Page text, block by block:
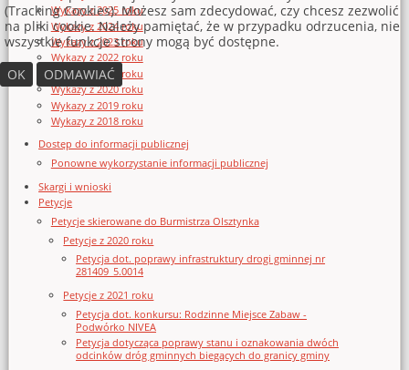
Wykazy z 2025 roku
Wykazy z 2024 roku
Wykazy z 2023 roku
Wykazy z 2022 roku
Wykazy z 2021 roku
Wykazy z 2020 roku
Wykazy z 2019 roku
Wykazy z 2018 roku
Dostęp do informacji publicznej
Ponowne wykorzystanie informacji publicznej
Skargi i wnioski
Petycje
Petycje skierowane do Burmistrza Olsztynka
Petycje z 2020 roku
Petycja dot. poprawy infrastruktury drogi gminnej nr
281409_5.0014
Petycje z 2021 roku
Petycja dot. konkursu: Rodzinne Miejsce Zabaw -
Podwórko NIVEA
Petycja dotycząca poprawy stanu i oznakowania dwóch
odcinków dróg gminnych biegących do granicy gminy
(Tracking Cookies). Możesz sam zdecydować, czy chcesz zezwolić
na pliki cookie. Należy pamiętać, że w przypadku odrzucenia, nie
wszystkie funkcje strony mogą być dostępne.
OK
ODMAWIAĆ